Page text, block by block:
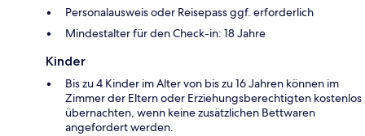
Personalausweis oder Reisepass ggf. erforderlich
Mindestalter für den Check-in: 18 Jahre
Kinder
Bis zu 4 Kinder im Alter von bis zu 16 Jahren können im
Zimmer der Eltern oder Erziehungsberechtigten kostenlos
übernachten, wenn keine zusätzlichen Bettwaren
angefordert werden.